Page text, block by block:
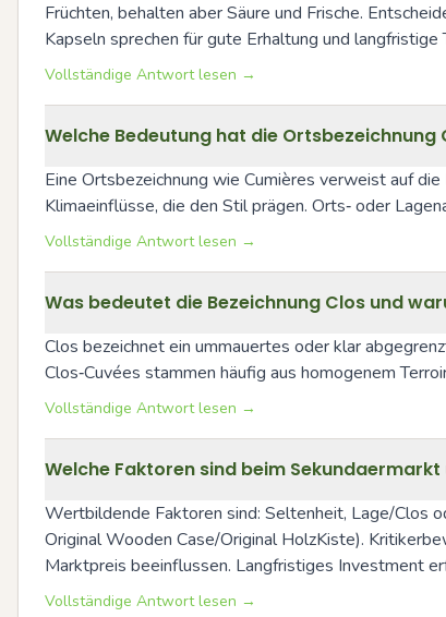
Früchten, behalten aber Säure und Frische.
Kapseln sprechen für gute Erhaltung und langfristige
Vollständige Antwort lesen →
Welche Bedeutung hat die
Eine Ortsbezeichnung wie Cumières verweist auf
Klimaeinflüsse, die den Stil prägen. Orts‑ oder
Vollständige Antwort lesen →
Was bedeutet die Bezeichnung Clos und
Clos bezeichnet ein ummauertes oder klar
Clos‑Cuvées stammen häufig aus homogenem
Vollständige Antwort lesen →
Welche Faktoren sind beim
Wertbildende Faktoren sind: Seltenheit, Lage/Clos
Original Wooden Case/Original HolzKiste).
Marktpreis beeinflussen. Langfristiges Investment
Vollständige Antwort lesen →